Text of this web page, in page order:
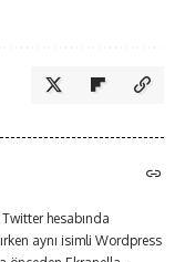
hesabında
aynı isimli Wordpress